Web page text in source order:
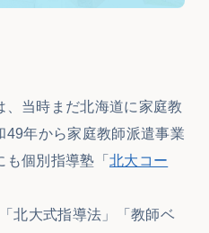
当時まだ北海道に家庭教
49年から家庭教師派遣事業
個別指導塾「 北大コー
北大式指導法」「教師ベ